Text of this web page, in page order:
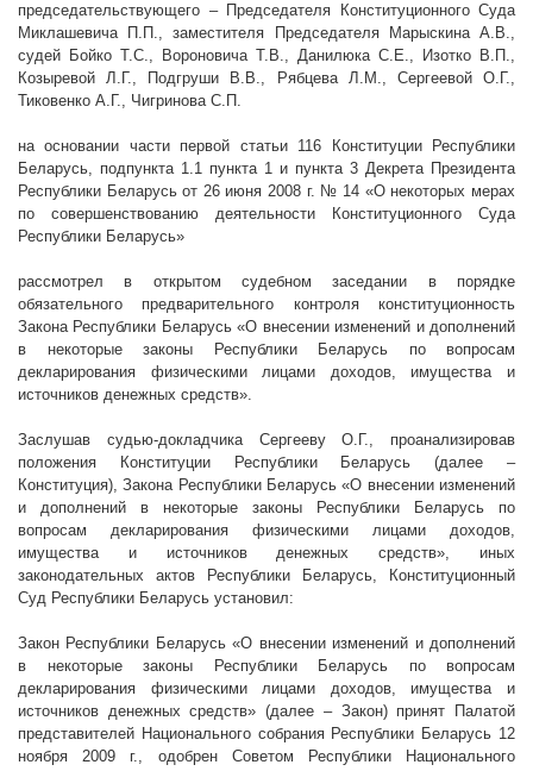
председательствующего – Председателя Конституционного Суда
Миклашевича П.П., заместителя Председателя Марыскина А.В.,
судей Бойко Т.С., Вороновича Т.В., Данилюка С.Е., Изотко В.П.,
Козыревой Л.Г., Подгруши В.В., Рябцева Л.М., Сергеевой О.Г.,
Тиковенко А.Г., Чигринова С.П.
на основании части первой статьи 116 Конституции Республики
Беларусь, подпункта 1.1 пункта 1 и пункта 3 Декрета Президента
Республики Беларусь от 26 июня 2008 г. № 14 «О некоторых мерах
по совершенствованию деятельности Конституционного Суда
Республики Беларусь»
рассмотрел в открытом судебном заседании в порядке
обязательного предварительного контроля конституционность
Закона Республики Беларусь «О внесении изменений и дополнений
в некоторые законы Республики Беларусь по вопросам
декларирования физическими лицами доходов, имущества и
источников денежных средств».
Заслушав судью-докладчика Сергееву О.Г., проанализировав
положения Конституции Республики Беларусь (далее –
Конституция), Закона Республики Беларусь «О внесении изменений
и дополнений в некоторые законы Республики Беларусь по
вопросам декларирования физическими лицами доходов,
имущества и источников денежных средств», иных
законодательных актов Республики Беларусь, Конституционный
Суд Республики Беларусь установил:
Закон Республики Беларусь «О внесении изменений и дополнений
в некоторые законы Республики Беларусь по вопросам
декларирования физическими лицами доходов, имущества и
источников денежных средств» (далее – Закон) принят Палатой
представителей Национального собрания Республики Беларусь 12
ноября2009 г., одобрен Советом Республики Национального